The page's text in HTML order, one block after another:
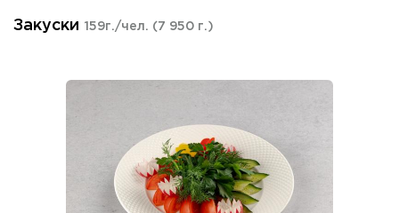
Закуски 159г./чел. (7 950 г.)